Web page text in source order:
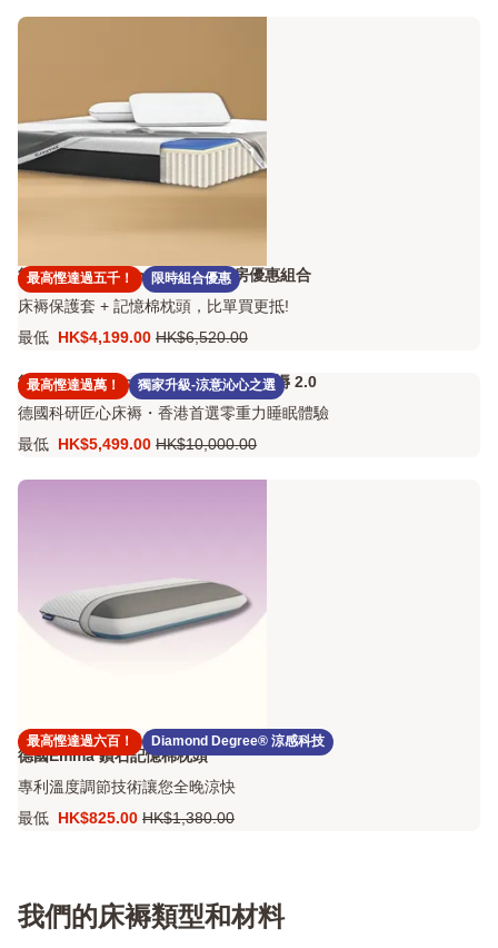
最高慳達過五千！ 限時組合優惠
德國Emma Original Hybrid 睡房優惠組合
床褥保護套 + 記憶棉枕頭，比單買更抵!
最低
價
格
HK$4,199.00
HK$4,199.00
原
價
HK$6,520.00
HK$6,520.00
最高慳達過萬！ 獨家升級-涼意沁心之選
德國Emma Zero Gravity 太空零感床褥 2.0
德國科研匠心床褥・香港首選零重力睡眠體驗
最低
價
格
HK$5,499.00
原
價
HK$10,000.00
最高慳達過六百！ Diamond Degree® 涼感科技
4.5
out
of
5
(1330
from
4.51363 Reviews (1330 from other countries)
德國Emma 鑽石記憶棉枕頭
專利溫度調節技術讓您全晚涼快
最低
價
HK$825.00
原
HK$1,380.00
我們的床褥類型和材料